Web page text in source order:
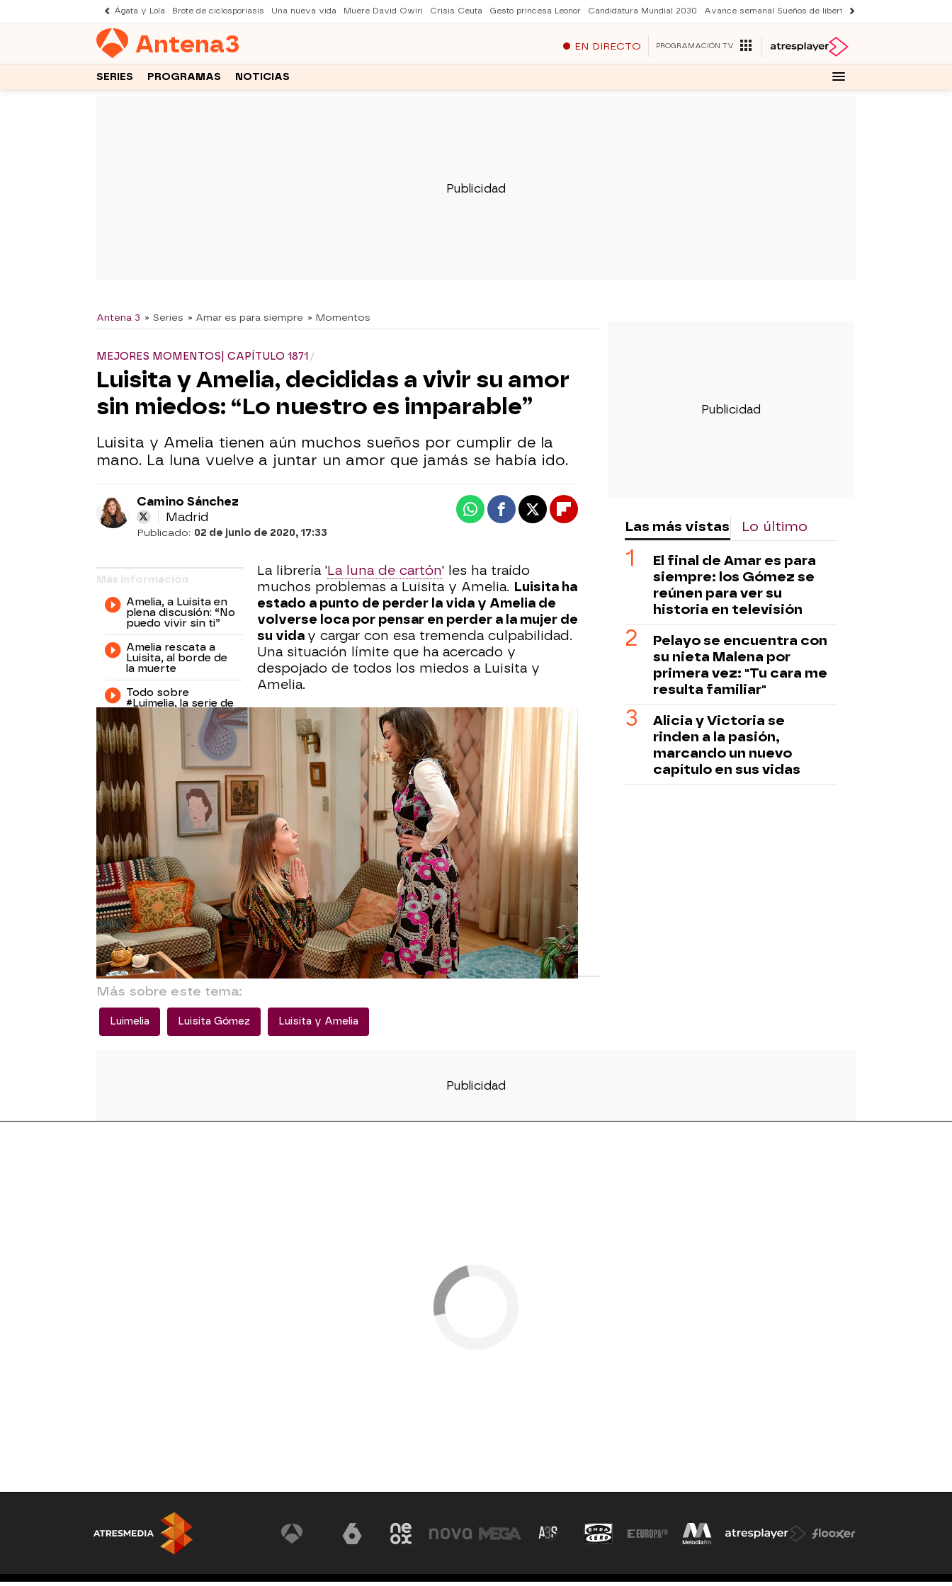
Ágata y Lola Brote de ciclosporiasis Una nueva vida Muere David Owiri Crisis Ceuta Gesto princesa Leonor Candidatura Mundial 2030 Avance semanal Sueños de libertad
Antena3 EN DIRECTO PROGRAMACIÓN TV
SERIES PROGRAMAS NOTICIAS
Antena 3 » Series » Amar es para siempre » Momentos
MEJORES MOMENTOS| CAPÍTULO 1871
Luisita y Amelia, decididas a vivir su amor
sin miedos: “Lo nuestro es imparable”
Luisita y Amelia tienen aún muchos sueños por cumplir de la
mano. La luna vuelve a juntar un amor que jamás se había ido.
Camino Sánchez
Madrid
Publicado: 02 de junio de 2020, 17:33
WhatsappFacebook
X Flipboard
Más información
Amelia, a Luisita en
plena discusión: “No
puedo vivir sin ti”
Amelia rescata a
Luisita, al borde de
la muerte
Todo sobre
#Luimelia, la serie de
Luisita y Amelia
La librería 'La luna de cartón' les ha traído
muchos problemas a Luisita y Amelia. Luisita ha
estado a punto de perder la vida y Amelia de
volverse loca por pensar en perder a la mujer de
su vida y cargar con esa tremenda culpabilidad.
Una situación límite que ha acercado y
despojado de todos los miedos a Luisita y
Amelia.
"Con luna o sin
luna, lo nuestro
es imparable"
Tras la tormenta llega la
calma y el terrible
incendioles ha servido
para darse cuenta de lo
que realmente importa:
tenerse la una a la otra.
Luisita y Amelia se necesitan, todo lo demás les sobra.Su
futuro es juntas, sus sueños van de la manoy no piensan
dejarse llevar por los miedos ni renunciar a nada que les
impida vivir su amor. Un amor más fuerte que nunca y, esta
vez, para siempre porque lo suyo es imparable.
Adelántate a los próximos capítulos en ATRESplayer
PREMIUM.
Más sobre este tema:
Luimelia Luisita Gómez Luisita y Amelia
Las más vistas Lo último
El final de Amar es para
siempre: los Gómez se
reúnen para ver su
historia en televisión
Pelayo se encuentra con
su nieta Malena por
primera vez: "Tu cara me
resulta familiar"
Alicia y Victoria se
rinden a la pasión,
marcando un nuevo
capítulo en sus vidas